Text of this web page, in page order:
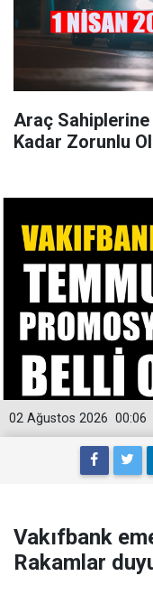
Araç Sahiplerine
Kadar Zorunlu
00:06
02 Ağustos 2026
Vakıfbank
Rakamlar